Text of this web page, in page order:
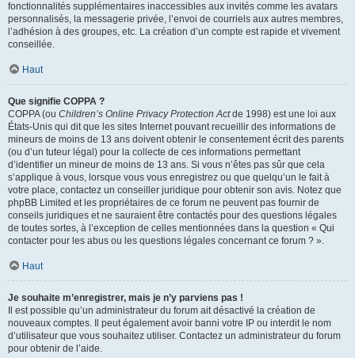
fonctionnalités supplémentaires inaccessibles aux invités comme les avatars
personnalisés, la messagerie privée, l’envoi de courriels aux autres membres,
l’adhésion à des groupes, etc. La création d’un compte est rapide et vivement
conseillée.
Haut
Que signifie COPPA ?
COPPA (ou Children’s Online Privacy Protection Actde 1998) est une loi aux
États-Unis qui dit que les sites Internet pouvant recueillir des informations de
mineurs de moins de 13 ans doivent obtenir le consentement écrit des parents
(ou d’un tuteur légal) pour la collecte de ces informations permettant
d’identifier un mineur de moins de 13 ans. Si vous n’êtes pas sûr que cela
s’applique à vous, lorsque vous vous enregistrez ou que quelqu’un le fait à
votre place, contactez un conseiller juridique pour obtenir son avis. Notez que
phpBB Limited et les propriétaires de ce forum ne peuvent pas fournir de
conseils juridiques et ne sauraient être contactés pour des questions légales
de toutes sortes, à l’exception de celles mentionnées dans la question « Qui
contacter pour les abus ou les questions légales concernant ce forum ? ».
Haut
Je souhaite m’enregistrer, mais je n’y parviens pas !
Il est possible qu’un administrateur du forum ait désactivé la création de
nouveaux comptes. Il peut également avoir banni votre IP ou interdit le nom
d’utilisateur que vous souhaitez utiliser. Contactez un administrateur du forum
pour obtenir de l’aide.